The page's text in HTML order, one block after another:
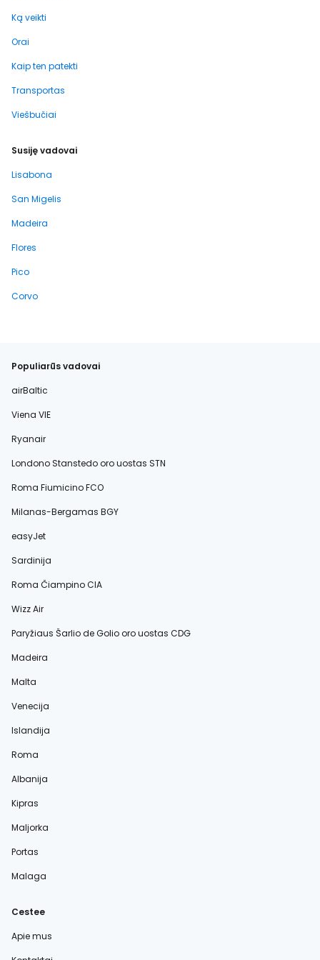
Ką veikti
Orai
Kaip ten patekti
Transportas
Viešbučiai
Susiję vadovai
Lisabona
San Migelis
Madeira
Flores
Pico
Corvo
Populiarūs vadovai
airBaltic
Viena VIE
Ryanair
Londono Stanstedo oro uostas STN
Roma Fiumicino FCO
Milanas-Bergamas BGY
easyJet
Sardinija
Roma Čiampino CIA
Wizz Air
Paryžiaus Šarlio de Golio oro uostas CDG
Madeira
Malta
Venecija
Islandija
Roma
Albanija
Kipras
Maljorka
Portas
Malaga
Cestee
Apie mus